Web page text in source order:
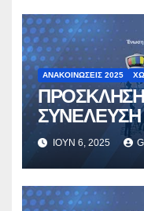
ΑΝΑΚΟΙΝΏΣΕΙΣ 2025
ΙΟΎΝ 6, 2025